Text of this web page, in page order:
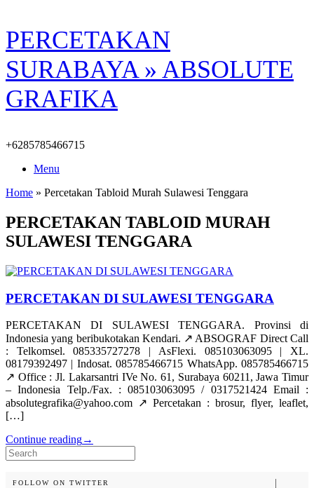
Skip
to
content
PERCETAKAN
SURABAYA » ABSOLUTE
GRAFIKA
+6285785466715
Menu
Home » Percetakan Tabloid Murah Sulawesi Tenggara
PERCETAKAN TABLOID MURAH
SULAWESI TENGGARA
PERCETAKAN DI SULAWESI TENGGARA
PERCETAKAN DI SULAWESI TENGGARA. Provinsi di
Indonesia yang beribukotakan Kendari. ↗️ ABSOGRAF Direct Call
: Telkomsel. 085335727278 | AsFlexi. 085103063095 | XL.
08179392497 | Indosat. 085785466715 WhatsApp. 085785466715
↗️ Office : Jl. Lakarsantri IVe No. 61, Surabaya 60211, Jawa Timur
– Indonesia Telp./Fax. : 085103063095 / 0317521424 Email :
absolutegrafika@yahoo.com ↗️ Percetakan : brosur, flyer, leaflet,
[…]
Continue reading→
Search
for:
FOLLOW ON TWITTER